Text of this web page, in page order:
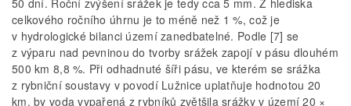
celkového ročního úhrnu je to méně než 1 %, což je
v hydrologické bilanci území zanedbatelné. Podle [7] se
z výparu nad pevninou do tvorby srážek zapojí v pásu dlouhém
500 km 8,8 %. Při odhadnuté šíři pásu, ve kterém se srážka
z rybniční soustavy v povodí Lužnice uplatňuje hodnotou 20
km, by voda vypařená z rybníků zvětšila srážky v území 20 ×